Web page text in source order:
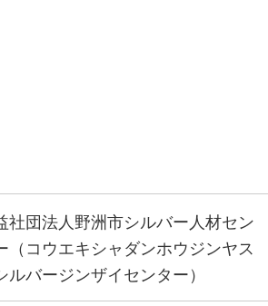
社団法人野洲市シルバー人材セン
（コウエキシャダンホウジンヤス
ルバージンザイセンター）